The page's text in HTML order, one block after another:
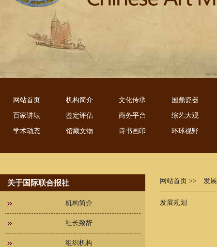
网站首页 机构简介 文化传承 国鼎瓷器
百家讲坛 鉴定评估 商务平台 综艺大观
学术动态 馆藏文物 诗书画印 环球视野
关于国际联合报社
机构简介
社长致辞
组织机构
网站首页 >> 发展
发展规划